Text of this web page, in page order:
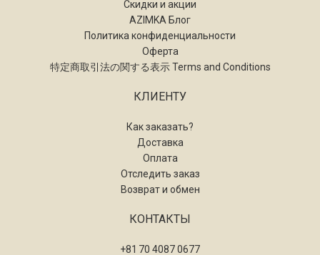
Скидки и акции
AZIMKA Блог
Политика конфиденциальности
Оферта
特定商取引法の関する表示 Terms and Conditions
КЛИЕНТУ
Как заказать?
Доставка
Оплата
Отследить заказ
Возврат и обмен
КОНТАКТЫ
+81 70 4087 0677